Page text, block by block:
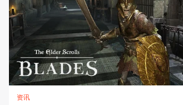
资讯